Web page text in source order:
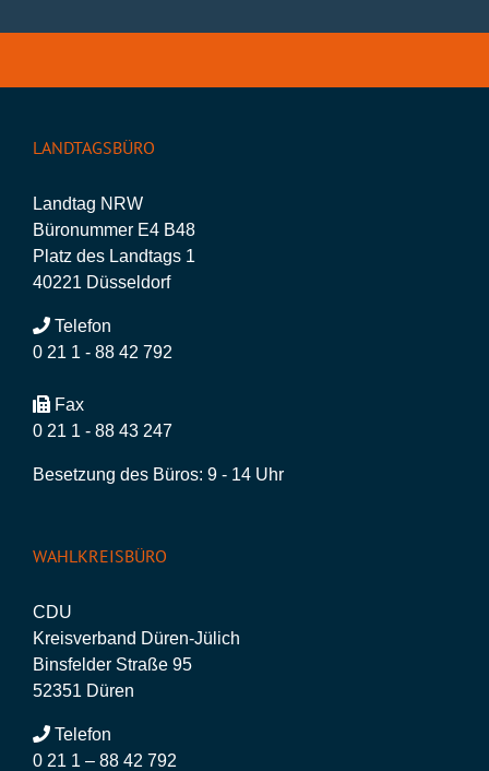
LANDTAGSBÜRO
Landtag NRW
Büronummer E4 B48
Platz des Landtags 1
40221 Düsseldorf
Telefon
0 21 1 - 88 42 792
Fax
0 21 1 - 88 43 247
Besetzung des Büros: 9 - 14 Uhr
WAHLKREISBÜRO
CDU
Kreisverband Düren-Jülich
Binsfelder Straße 95
52351 Düren
Telefon
0 21 1 – 88 42 792